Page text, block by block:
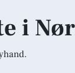
i